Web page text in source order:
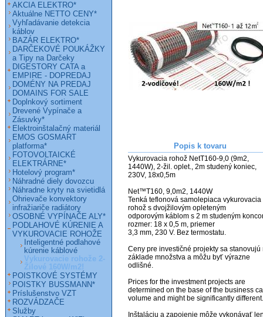
Popis k tovaru
Vykurovacia rohož NetT160-9,0 (9m2,
1440W), 2-žil. oplet., 2m studený koniec,
230V, 18x0,5m
Net™T160, 9,0m2, 1440W
Tenká teflonová samolepiaca vykurovacia
rohož s dvojžilovým opleteným
odporovým káblom s 2 m studeným
rozmer: 18 x 0,5 m, priemer
3,3 mm, 230 V. Bez termostatu.
Ceny pre investičné projekty sa stanovujú
základe množstva a môžu byť výrazne
odlišné.
Prices for the investment projects are
determined on the base of the business
volume and might be significantly
Inštaláciu a zapojenie môže vykonávať
AKCIA ELEKTRO*
Aktuálne NETTO CENY*
Vyhľadávanie detekcia
káblov
BAZÁR ELEKTRO*
DARČEKOVÉ POUKÁŽKY
a Tipy na Darčeky
DIGESTORY CATA a
EMPIRE - DOPREDAJ
DOMÉNY NA PREDAJ
DOMAINS FOR SALE
Doplnkový sortiment
Drevené Vypínače a
Zásuvky*
Elektroinštalačný materiál
EMOS GOSMART
platforma*
FOTOVOLTAICKÉ
ELEKTRÁRNE*
Hotelový program*
Náhradné diely dovozcu
Náhradne kryty na svietidlá
Ohrievače konvektory
infražiariče radiátory
OSOBNÉ VYPÍNAČE ALY*
PODLAHOVÉ KÚRENIE A
VYKUROVACIE ROHOŽE
Inteligentné podlahové
kúrenie káblové
Vykurovacie rohože 2-
Žilové 160W/m2!
POISTKOVÉ SYSTÉMY
POISTKY BUSSMANN*
Príslušenstvo VZT
ROZVÁDZAČE
Služby